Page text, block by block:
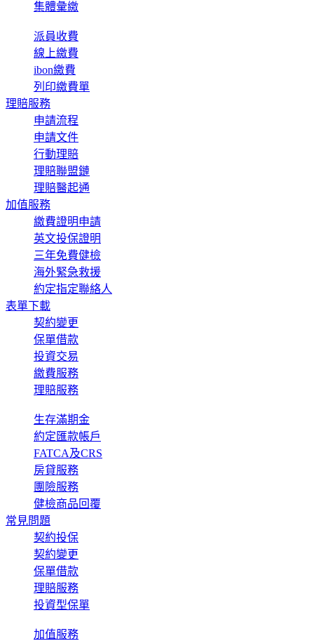
集體彙繳
派員收費
線上繳費
ibon繳費
列印繳費單
理賠服務
申請流程
申請文件
行動理賠
理賠聯盟鏈
理賠醫起通
加值服務
繳費證明申請
英文投保證明
三年免費健檢
海外緊急救援
約定指定聯絡人
表單下載
契約變更
保單借款
投資交易
繳費服務
理賠服務
生存滿期金
約定匯款帳戶
FATCA及CRS
房貸服務
團險服務
健檢商品回覆
常見問題
契約投保
契約變更
保單借款
理賠服務
投資型保單
加值服務